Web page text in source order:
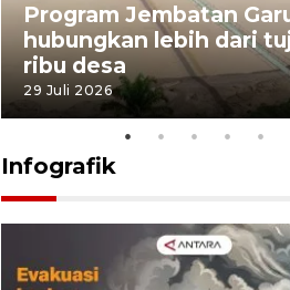
Program Jembatan
hubungkan lebih dari
ribu desa
29 Juli 2026
Infografik